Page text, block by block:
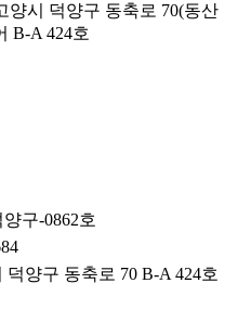
김치찌개 350g x 2P
Pork kimchi stew
x 2P
양시 덕양구 동축로 70(동산
B-A 424호
구-0862호
덕양구 동축로 70 B-A 424호